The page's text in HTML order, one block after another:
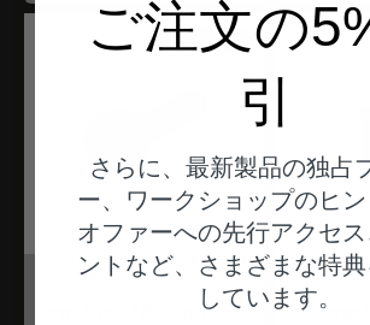
ドイツからの発送
モトガジェット
mo.lock NFC ホルダー
ご注文の
引
さらに、最新製品の独占
ー、ワークショップのヒン
オファーへの先行アクセ
ントなど、さまざまな特
しています。